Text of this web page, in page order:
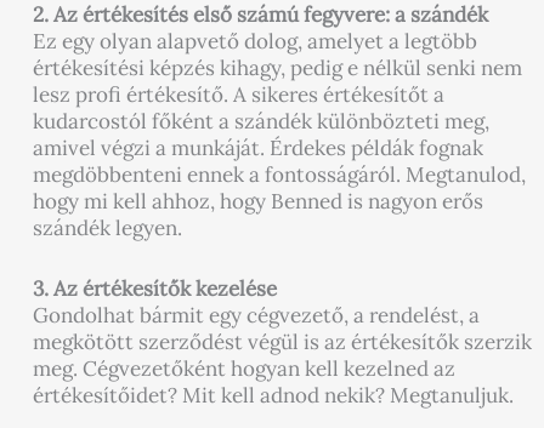
2. Az értékesítés első számú fegyvere: a szándék
Ez egy olyan alapvető dolog, amelyet a legtöbb
értékesítési képzés kihagy, pedig e nélkül senki nem
lesz profi értékesítő. A sikeres értékesítőt a
kudarcostól főként a szándék különbözteti meg,
amivel végzi a munkáját. Érdekes példák fognak
megdöbbenteni ennek a fontosságáról. Megtanulod,
hogy mi kell ahhoz, hogy Benned is nagyon erős
szándék legyen.
3. Az értékesítők kezelése
Gondolhat bármit egy cégvezető, a rendelést, a
megkötött szerződést végül is az értékesítők szerzik
meg. Cégvezetőként hogyan kell kezelned az
értékesítőidet? Mit kell adnod nekik? Megtanuljuk.